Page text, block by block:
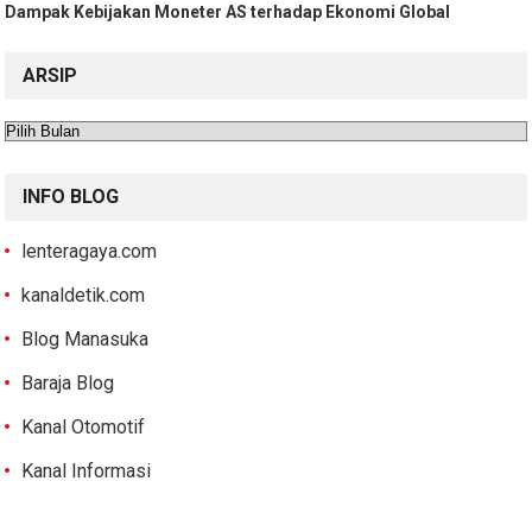
Dampak Kebijakan Moneter AS terhadap Ekonomi Global
ARSIP
Arsip
INFO BLOG
lenteragaya.com
kanaldetik.com
Blog Manasuka
Baraja Blog
Kanal Otomotif
Kanal Informasi